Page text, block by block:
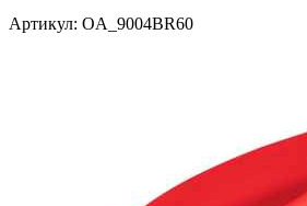
Артикул: OA_9004BR60